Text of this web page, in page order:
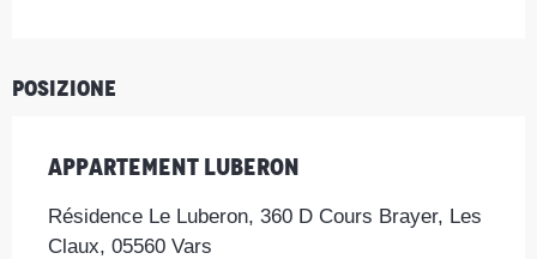
Posizione
Appartement Luberon
Résidence Le Luberon, 360 D Cours Brayer, Les
Claux, 05560 Vars